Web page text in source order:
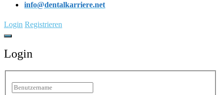
info@dentalkarriere.net
Login Registrieren
Login